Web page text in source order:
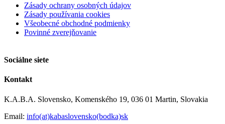
Zásady ochrany osobných údajov
Zásady používania cookies
Všeobecné obchodné podmienky
Povinné zverejňovanie
Sociálne siete
Kontakt
K.A.B.A. Slovensko, Komenského 19, 036 01 Martin, Slovakia
Email: info(at)kabaslovensko(bodka)sk